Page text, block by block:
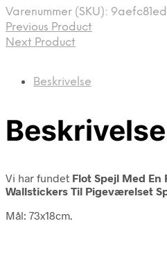
149,00 kr..79,00 kr..
Varenummer (SKU):
Previous Product
Next Product
Beskrivelse
Beskrivelse
Vi har fundet Flot Spejl Med
Wallstickers Til Pigeværelset
Mål: 73x18cm.